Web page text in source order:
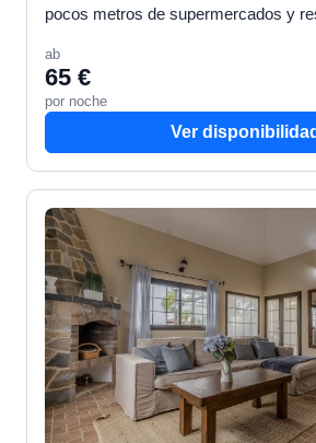
pocos metros de supermercados y
ab
65 €
por noche
Ver disponibilidad